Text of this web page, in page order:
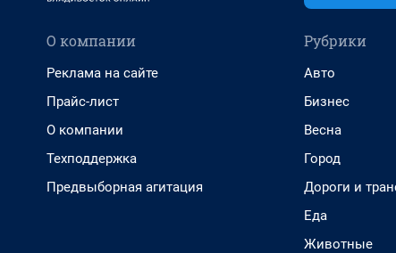
О компании
Реклама на сайте
Прайс-лист
О компании
Техподдержка
Предвыборная агитация
Рубрики
Авто
Бизнес
Весна
Город
Дороги и
Еда
Животные